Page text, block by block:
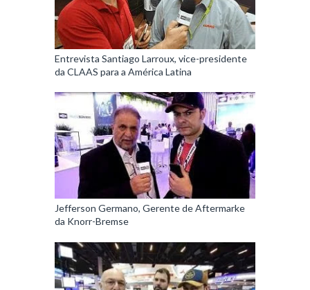
Entrevista Santiago Larroux, vice-presidente
da CLAAS para a América Latina
Jefferson Germano, Gerente de Aftermarke
da Knorr-Bremse